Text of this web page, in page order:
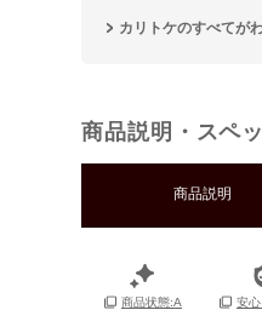
カリトケのすべてが
商品説明・スペ
商品説明
商品状態:A 安